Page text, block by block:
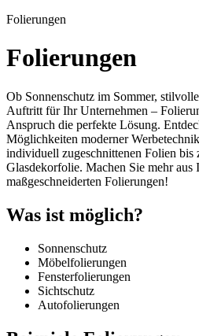
Folierungen
Folierungen
Ob Sonnenschutz im Sommer,
Auftritt für Ihr Unternehmen –
Anspruch die perfekte Lösung.
Möglichkeiten moderner
individuell zugeschnittenen Folien bis
Glasdekorfolie. Machen Sie mehr aus
maßgeschneiderten Folierungen!
Was ist möglich?
Sonnenschutz
Möbelfolierungen
Fensterfolierungen
Sichtschutz
Autofolierungen